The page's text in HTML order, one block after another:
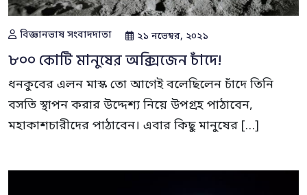
বিজ্ঞানভাষ সংবাদদাতা ২১ নভেম্বর, ২০২১
৮০০ কোটি মানুষের অক্সিজেন চাঁদে!
ধনকুবের এলন মাস্ক তো আগেই বলেছিলেন চাঁদে তিনি
বসতি স্থাপন করার উদ্দেশ্য নিয়ে উপগ্রহ পাঠাবেন,
মহাকাশচারীদের পাঠাবেন। এবার কিছু মানুষের […]